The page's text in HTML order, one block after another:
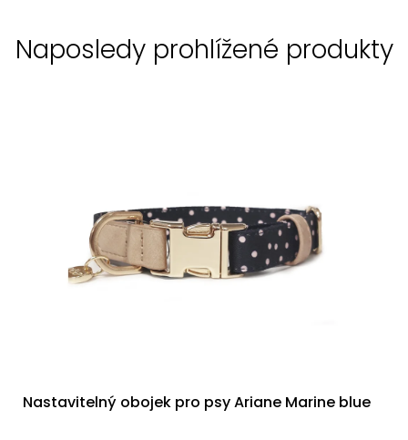
Naposledy prohlížené produkty
Nastavitelný obojek pro psy Ariane Marine blue